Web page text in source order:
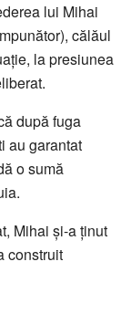
lui Mihai
călăul
la presiunea
după fuga
au garantat
o sumă
Mihai și-a ținut
construit